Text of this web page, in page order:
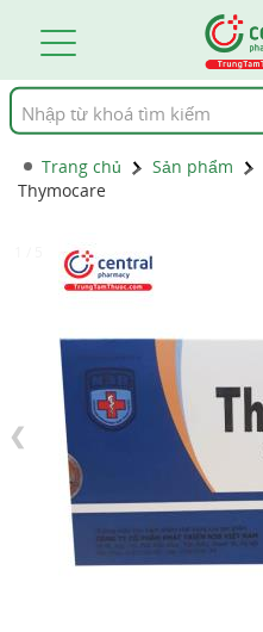
Tìm
kiếm
Trang chủ Sản phẩm
Thymocare
❮